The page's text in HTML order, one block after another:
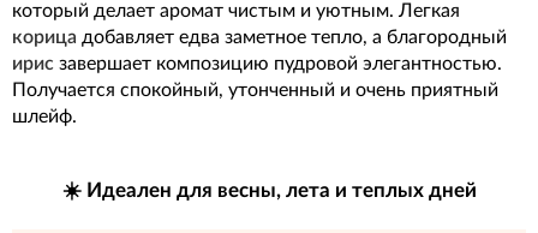
который делает аромат чистым и уютным. Легкая
корица добавляет едва заметное тепло, а благородный
ирис завершает композицию пудровой элегантностью.
Получается спокойный, утонченный и очень приятный
шлейф.
☀️ Идеален для весны, лета и теплых дней